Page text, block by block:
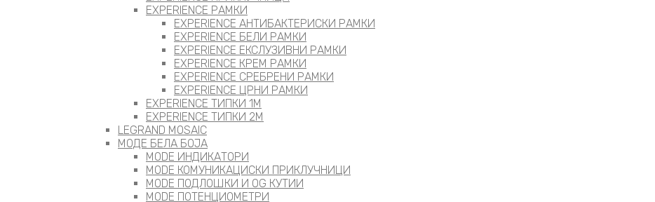
EXPERIENCE РАМКИ
EXPERIENCE АНТИБАКТЕРИСКИ РАМКИ
EXPERIENCE БЕЛИ РАМКИ
EXPERIENCE ЕКСЛУЗИВНИ РАМКИ
EXPERIENCE КРЕМ РАМКИ
EXPERIENCE СРЕБРЕНИ РАМКИ
EXPERIENCE ЦРНИ РАМКИ
EXPERIENCE ТИПКИ 1M
EXPERIENCE ТИПКИ 2М
LEGRAND MOSAIC
МОДЕ БЕЛА БОЈА
MODE ИНДИКАТОРИ
MODE КОМУНИКАЦИСКИ ПРИКЛУЧНИЦИ
MODE ПОДЛОШКИ И OG КУТИИ
MODE ПОТЕНЦИОМЕТРИ